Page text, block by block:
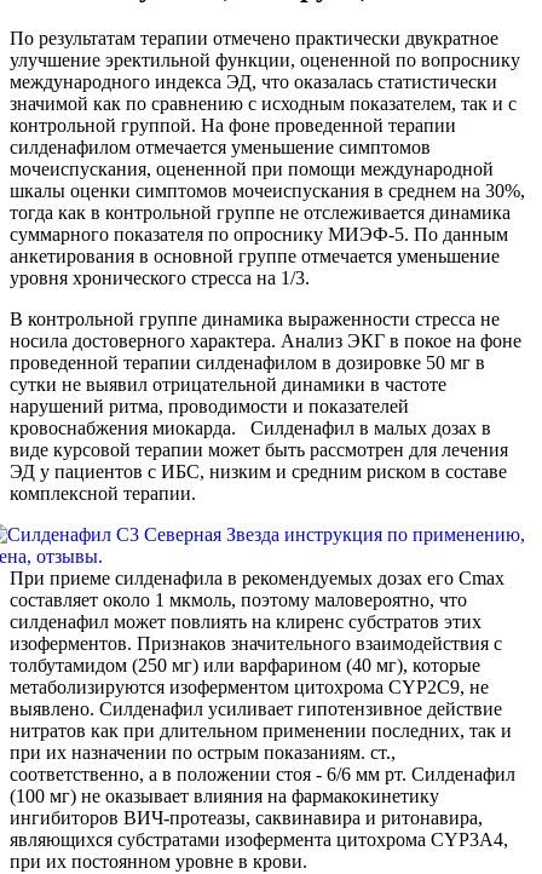
По результатам терапии отмечено практически двукратное
улучшение эректильной функции, оцененной по вопроснику
международного индекса ЭД, что оказалась статистически
значимой как по сравнению с исходным показателем, так и с
контрольной группой. На фоне проведенной терапии
силденафилом отмечается уменьшение симптомов
мочеиспускания, оцененной при помощи международной
шкалы оценки симптомов мочеиспускания в среднем на 30%,
тогда как в контрольной группе не отслеживается динамика
суммарного показателя по опроснику МИЭФ-5. По данным
анкетирования в основной группе отмечается уменьшение
уровня хронического стресса на 1/3.
В контрольной группе динамика выраженности стресса не
носила достоверного характера. Анализ ЭКГ в покое на фоне
проведенной терапии силденафилом в дозировке 50 мг в
сутки не выявил отрицательной динамики в частоте
нарушений ритма, проводимости и показателей
кровоснабжения миокарда. Силденафил в малых дозах в
виде курсовой терапии может быть рассмотрен для лечения
ЭД у пациентов с ИБС, низким и средним риском в составе
комплексной терапии.
При приеме силденафила в рекомендуемых дозах его Сmax
составляет около 1 мкмоль, поэтому маловероятно, что
силденафил может повлиять на клиренс субстратов этих
изоферментов. Признаков значительного взаимодействия с
толбутамидом (250 мг) или варфарином (40 мг), которые
метаболизируются изоферментом цитохрома CYP2C9, не
выявлено. Силденафил усиливает гипотензивное действие
нитратов как при длительном применении последних, так и
при их назначении по острым показаниям. ст.,
соответственно, а в положении стоя - 6/6 мм рт. Силденафил
(100 мг) не оказывает влияния на фармакокинетику
ингибиторов ВИЧ-протеазы, саквинавира и ритонавира,
являющихся субстратами изофермента цитохрома CYP3A4,
при их постоянном уровне в крови.